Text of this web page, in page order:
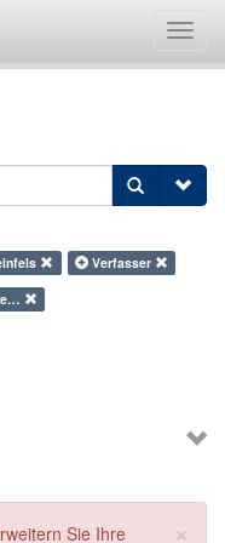
Verfasser
×
Sie Ihre